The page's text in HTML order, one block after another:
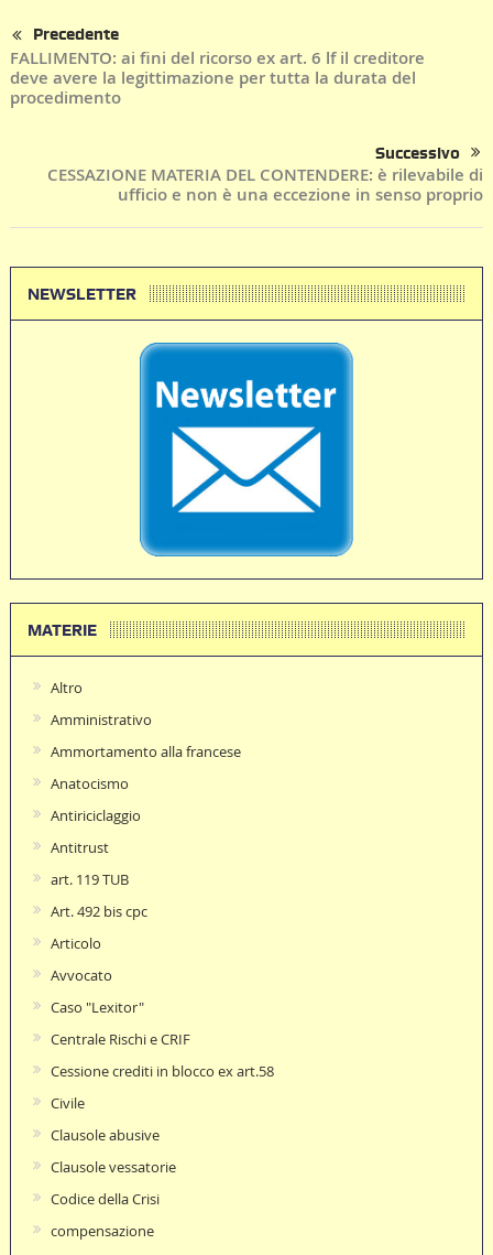
Precedente
FALLIMENTO: ai fini del ricorso ex art. 6 lf il creditore
deve avere la legittimazione per tutta la durata del
procedimento
Successivo
CESSAZIONE MATERIA DEL CONTENDERE: è rilevabile di
ufficio e non è una eccezione in senso proprio
NEWSLETTER
MATERIE
Altro
Amministrativo
Ammortamento alla francese
Anatocismo
Antiriciclaggio
Antitrust
art. 119 TUB
Art. 492 bis cpc
Articolo
Avvocato
Caso "Lexitor"
Centrale Rischi e CRIF
Cessione crediti in blocco ex art.58
Civile
Clausole abusive
Clausole vessatorie
Codice della Crisi
compensazione